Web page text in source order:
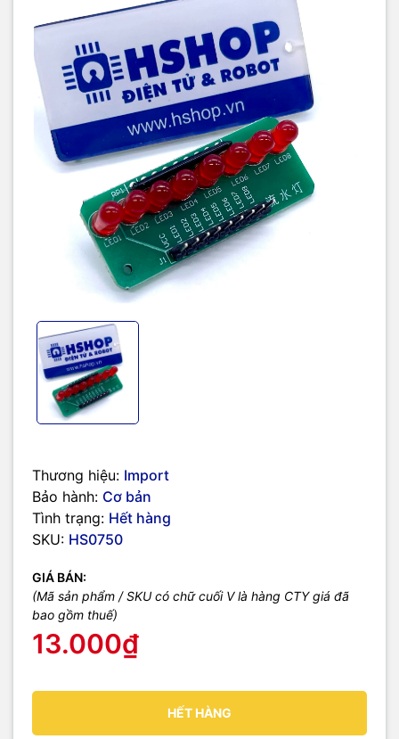
Thương hiệu: Import
Bảo hành: Cơ bản
Tình trạng: Hết hàng
SKU: HS0750
GIÁ BÁN:
(Mã sản phẩm / SKU có chữ cuối V là hàng CTY giá đã
bao gồm thuế)
13.000₫
HẾT HÀNG